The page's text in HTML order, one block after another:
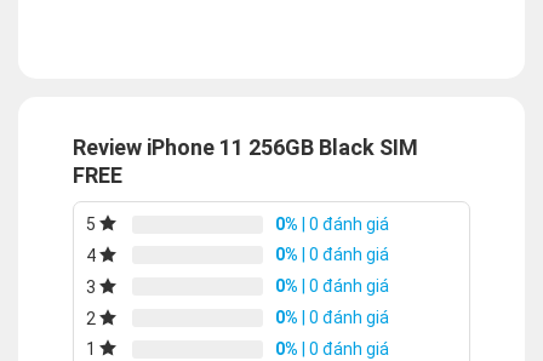
Review iPhone 11 256GB Black SIM
FREE
5 0% | 0 đánh giá
4
0% | 0 đánh giá
3
0% | 0 đánh giá
2
0% | 0 đánh giá
1
0% | 0 đánh giá